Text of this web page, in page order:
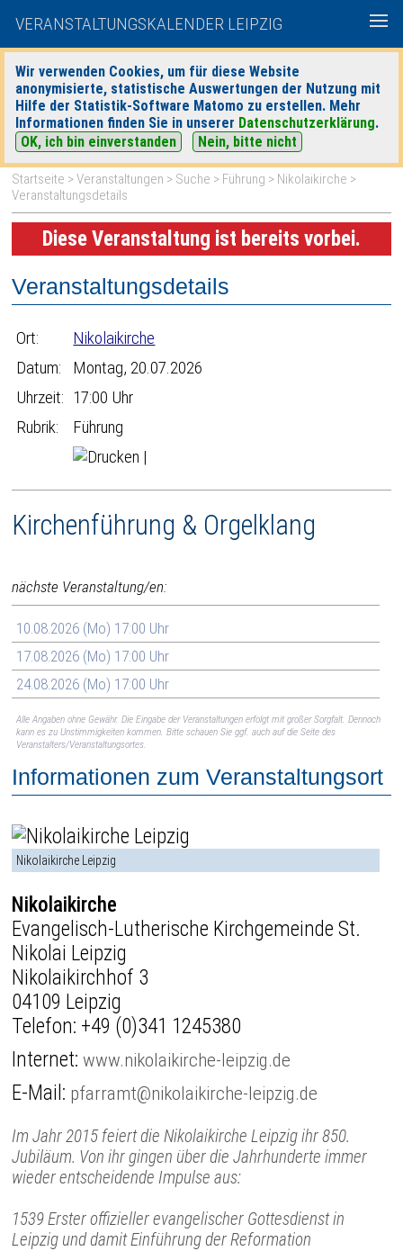
VERANSTALTUNGSKALENDER LEIPZIG
Wir verwenden Cookies, um für diese Website
anonymisierte, statistische Auswertungen der Nutzung mit
Hilfe der Statistik-Software Matomo zu erstellen. Mehr
Informationen finden Sie in unserer Datenschutzerklärung.
OK, ich bin einverstanden
Nein, bitte nicht
heute|morgen| Detaillierte Suche
Startseite >Veranstaltungen > Suche > Führung > Nikolaikirche >
Veranstaltungsdetails
Diese Veranstaltung ist bereits vorbei.
Veranstaltungsdetails
Ort:
Nikolaikirche
Datum:
Montag, 20.07.2026
Uhrzeit: 17:00 Uhr
Rubrik:
Führung
|
Kirchenführung & Orgelklang
nächste Veranstaltung/en:
10.08.2026 (Mo) 17:00 Uhr
17.08.2026 (Mo) 17:00 Uhr
24.08.2026 (Mo) 17:00 Uhr
Alle Angaben ohne Gewähr. Die Eingabe der Veranstaltungen erfolgt mit großer Sorgfalt. Dennoch
kann es zu Unstimmigkeiten kommen. Bitte schauen Sie ggf. auch auf die Seite des
Veranstalters/Veranstaltungsortes.
Informationen zum Veranstaltungsort
Nikolaikirche Leipzig
Nikolaikirche
Evangelisch-Lutherische Kirchgemeinde St.
Nikolai Leipzig
Nikolaikirchhof 3
04109 Leipzig
Telefon: +49 (0)341 1245380
Internet:www.nikolaikirche-leipzig.de
E-Mail: pfarramt@nikolaikirche-leipzig.de
Im Jahr 2015 feiert die Nikolaikirche Leipzig ihr 850.
Jubiläum. Von ihr gingen über die Jahrhunderte immer
wieder entscheidende Impulse aus:
1539 Erster offizieller evangelischer Gottesdienst in
Leipzig und damit Einführung der Reformation